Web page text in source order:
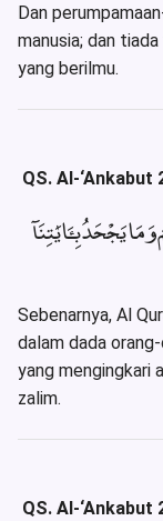
Dan
manusia; dan
yang berilmu.
QS. Al-‘Ankabut
يَجْحَدُ بِـَٔايَٰتِنَآ
Sebenarnya, Al
dalam dada
yang mengingkari
zalim.
QS. Al-‘Ankabut